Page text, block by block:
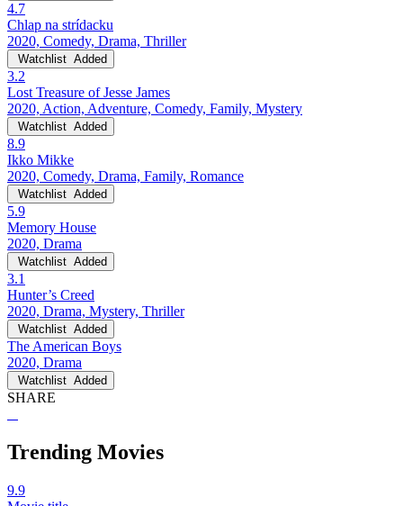
4.7
Chlap na strídacku
2020, Comedy, Drama, Thriller
Watchlist Added
3.2
Lost Treasure of Jesse James
2020, Action, Adventure, Comedy, Family, Mystery
Watchlist Added
8.9
Ikko Mikke
2020, Comedy, Drama, Family, Romance
Watchlist Added
5.9
Memory House
2020, Drama
Watchlist Added
3.1
Hunter’s Creed
2020, Drama, Mystery, Thriller
Watchlist Added
The American Boys
2020, Drama
Watchlist Added
SHARE
Trending Movies
9.9